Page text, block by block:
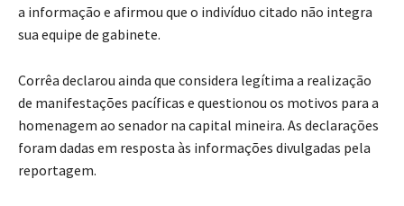
a informação e afirmou que o indivíduo citado não integra
sua equipe de gabinete.
Corrêa declarou ainda que considera legítima a realização
de manifestações pacíficas e questionou os motivos para a
homenagem ao senador na capital mineira. As declarações
foram dadas em resposta às informações divulgadas pela
reportagem.